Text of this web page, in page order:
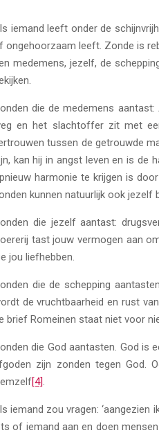
iemand leeft onder de
ongehoorzaam leeft. Zonde is
medemens, jezelf, de
die de medemens
en het slachtoffer zit met
tussen de getrouwde
kan hij in angst leven en is de
harmonie te krijgen is
kunnen natuurlijk ook jezelf
die jezelf aantast:
tast jouw vermogen aan
jou liefhebben.
die de schepping
de vruchtbaarheid en rust
brief Romeinen staat niet voor
die God aantasten. God is
zijn zonden tegen God.
[4]
iemand zou vragen: ‘aangezien
of iemand aan en doen